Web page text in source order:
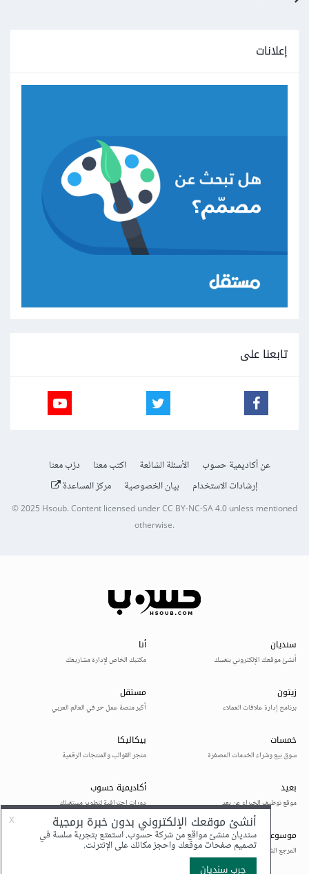
إعلانات
تابعنا على
عن أكاديمية حسوب الأسئلة الشائعة اكتب معنا
درّب معنا
إرشادات الاستخدام
بيان الخصوصية مركز المساعدة
© 2025Hsoub.Content licensed underCC BY-NC-SA 4.0unless mentioned
otherwise.